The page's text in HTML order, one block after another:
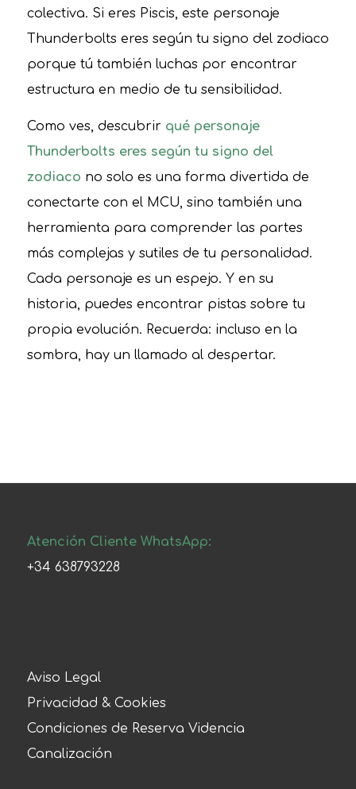
colectiva. Si eres Piscis, este personaje
Thunderbolts eres según tu signo del zodiaco
porque tú también luchas por encontrar
estructura en medio de tu sensibilidad.
Como ves, descubrir qué personaje
Thunderbolts eres según tu signo del
zodiaco no solo es una forma divertida de
conectarte con el MCU, sino también una
herramienta para comprender las partes
más complejas y sutiles de tu personalidad.
Cada personaje es un espejo. Y en su
historia, puedes encontrar pistas sobre tu
propia evolución. Recuerda: incluso en la
sombra, hay un llamado al despertar.
Atención Cliente WhatsApp:
+34 638793228
Aviso Legal
Privacidad & Cookies
Condiciones de Reserva Videncia
Canalización